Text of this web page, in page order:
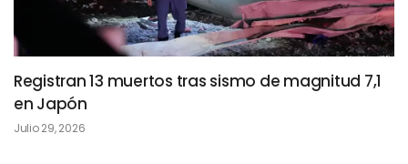
Registran 13 muertos tras sismo de magnitud 7,1
en Japón
Julio 29, 2026